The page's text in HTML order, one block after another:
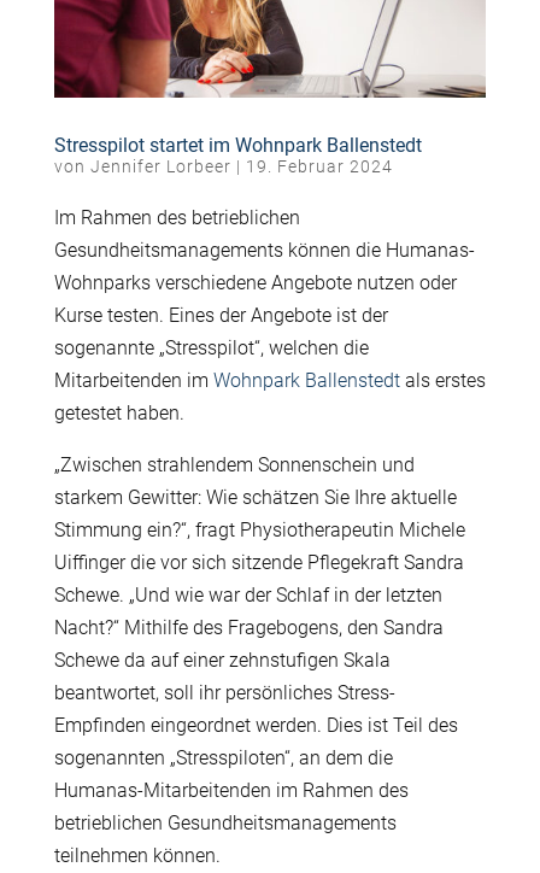
Stresspilot startet im Wohnpark Ballenstedt
von Jennifer Lorbeer | 19. Februar 2024
Im Rahmen des betrieblichen
Gesundheitsmanagements können die Humanas-
Wohnparks verschiedene Angebote nutzen oder
Kurse testen. Eines der Angebote ist der
sogenannte „Stresspilot“, welchen die
Mitarbeitenden im Wohnpark Ballenstedtals erstes
getestet haben.
„Zwischen strahlendem Sonnenschein und
starkem Gewitter: Wie schätzen Sie Ihre aktuelle
Stimmung ein?“, fragt Physiotherapeutin Michele
Uiffinger die vor sich sitzende Pflegekraft Sandra
Schewe. „Und wie war der Schlaf in der letzten
Nacht?“ Mithilfe des Fragebogens, den Sandra
Schewe da auf einer zehnstufigen Skala
beantwortet, soll ihr persönliches Stress-
Empfinden eingeordnet werden. Dies ist Teil des
sogenannten „Stresspiloten“, an dem die
Humanas-Mitarbeitenden im Rahmen des
betrieblichen Gesundheitsmanagements
teilnehmen können.